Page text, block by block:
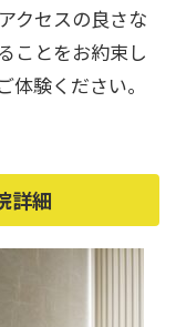
クセスの良さな
ことをお約束し
験ください。
詳細